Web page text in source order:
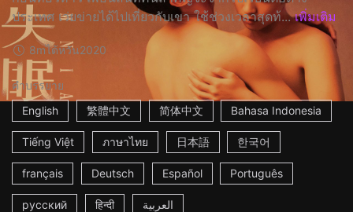
ประเทศ เว่ยข่ายได้ไปเที่ยวกับเขา ใช้ช่วงเวลาสุดท้... เพิ่มเติม
8mไต้หวัน2020
คำบรรยาย
English
繁體中文 简体中文 Bahasa Indonesia
Tiếng Việt ภาษาไทย 日本語 한국어
français Deutsch Español Português
русский हिन्दी العربية